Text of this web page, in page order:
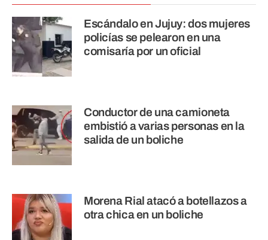
Escándalo en Jujuy: dos mujeres
policías se pelearon en una
comisaría por un oficial
Conductor de una camioneta
embistió a varias personas en la
salida de un boliche
Morena Rial atacó a botellazos a
otra chica en un boliche